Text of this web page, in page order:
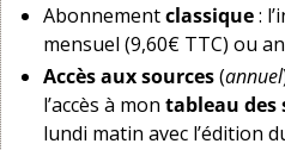
Abonnement classique :
mensuel (9,60€ TTC) ou
Accès aux sources (annuel
l’accès à mon tableau des
lundi matin avec l’édition